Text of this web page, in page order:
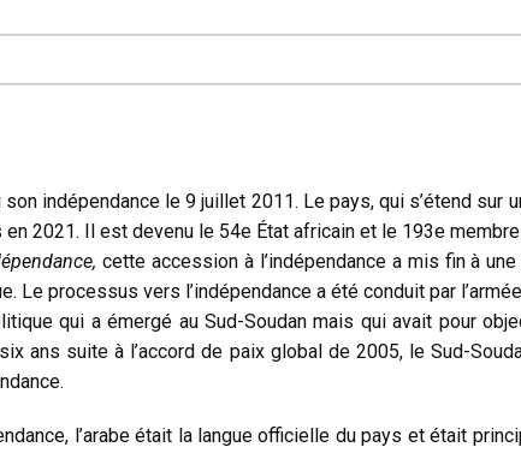
indépendance le 9 juillet 2011. Le pays, qui s’étend sur
2021. Il est devenu le 54e État africain et le 193e membre
cette accession à l’indépendance a mis fin à
Le processus vers l’indépendance a été conduit par
qui a émergé au Sud-Soudan mais qui avait pour
ans suite à l’accord de paix global de 2005, le Sud-
l’arabe était la langue officielle du pays et était